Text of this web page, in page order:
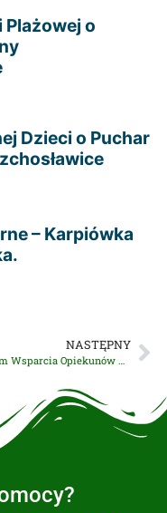
o
Dzieci o Puchar
– Karpiówka
NASTĘPNY
Centrum Wsparcia Opiekunów w Wierzchosławicach zaprasza na szkolenie dla opiekunów osób niesamodzielnych